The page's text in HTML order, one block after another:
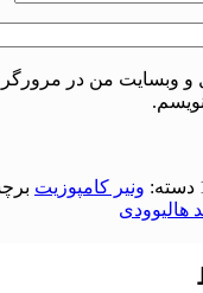
و وبسایت من در
دسته: ونیر کامپوزیت